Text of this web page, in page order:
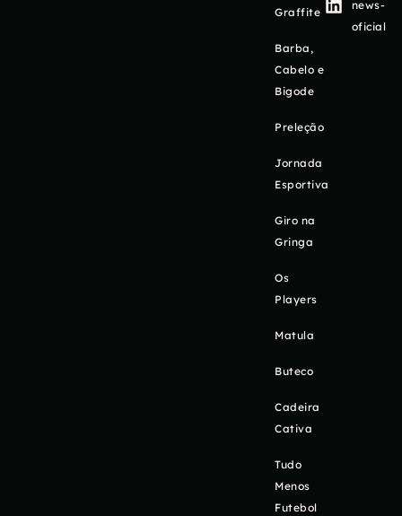
Graffite
Barba,
Cabelo e
Bigode
Preleção
Jornada
Esportiva
Giro na
Gringa
Os
Players
Matula
Buteco
Cadeira
Cativa
Tudo
Menos
Futebol
news-
oficial